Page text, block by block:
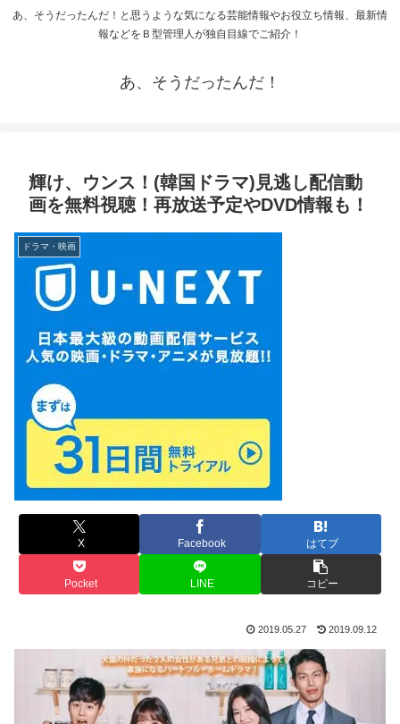
あ、そうだったんだ！と思うような気になる芸能情報やお役立ち情報、最新情
報などをＢ型管理人が独自目線でご紹介！
あ、そうだったんだ！
輝け、ウンス！(韓国ドラマ)見逃し配信動
画を無料視聴！再放送予定やDVD情報も！
ドラマ・映画
X Facebook はてブ
Pocket LINE コピー
2019.05.27 2019.09.12